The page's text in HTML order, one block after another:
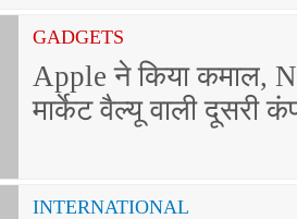
GADGETS
Apple ने किया कमाल,
मार्केट वैल्यू वाली दूसरी
INTERNATIONAL